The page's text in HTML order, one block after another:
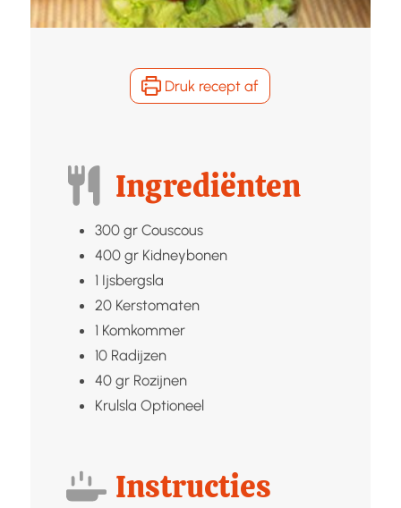
Druk recept af
Ingrediënten
300 gr Couscous
400 gr Kidneybonen
1 Ijsbergsla
20 Kerstomaten
1 Komkommer
10 Radijzen
40 gr Rozijnen
Krulsla Optioneel
Instructies